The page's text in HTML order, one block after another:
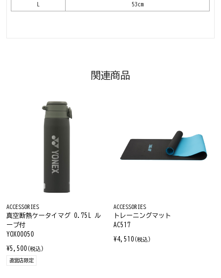
L 53cm
関連商品
ACCESSORIES
真空断熱ケータイマグ 0.75L ル
ープ付
YOX00050
¥5,500 (税込)
直営店限定
ACCESSORIES
トレーニングマット
AC517
¥4,510 (税込)